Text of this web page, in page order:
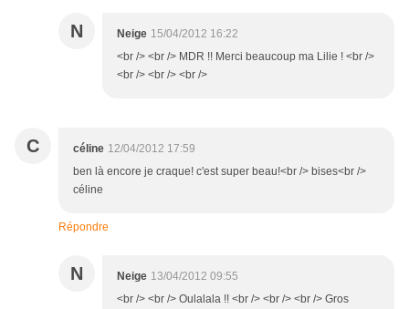
N Neige 15/04/2012 16:22
<br /> <br /> MDR !! Merci beaucoup ma Lilie ! <br />
<br /> <br /> <br />
C céline 12/04/2012 17:59
ben là encore je craque! c'est super beau!<br /> bises<br />
céline
Répondre
N Neige 13/04/2012 09:55
<br /> <br /> Oulalala !! <br /> <br /> <br /> Gros